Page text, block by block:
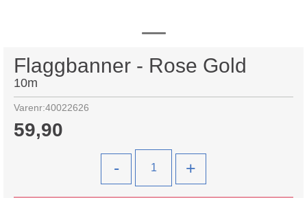
Flaggbanner - Rose Gold
10m
Varenr:40022626
59,90
- +